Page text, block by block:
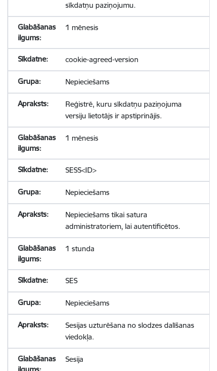
sīkdatņu paziņojumu.
1 mēnesis
cookie-agreed-version
Nepieciešams
Reģistrē, kuru sīkdatņu paziņojuma
versiju lietotājs ir apstiprinājis.
1 mēnesis
SESS<ID>
Nepieciešams
Nepieciešams tikai satura
administratoriem, lai autentificētos.
1 stunda
SES
Nepieciešams
Sesijas uzturēšana no slodzes dalīšanas
viedokļa.
Sesija